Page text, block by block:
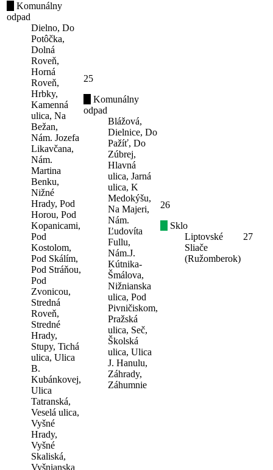
Komunálny
odpad
Dielno, Do
Potôčka,
Dolná
Roveň,
Horná
Roveň,
Hrbky,
Kamenná
ulica, Na
Bežan,
Nám. Jozefa
Likavčana,
Nám.
Martina
Benku,
Nižné
Hrady, Pod
Horou, Pod
Kopanicami,
Pod
Kostolom,
Pod Skálím,
Pod Stráňou,
Pod
Zvonicou,
Stredná
Roveň,
Stredné
Hrady,
Stupy, Tichá
ulica, Ulica
B.
Kubánkovej,
Ulica
Tatranská,
Veselá ulica,
Vyšné
Hrady,
Vyšné
Skaliská,
Vyšnianska
25
Komunálny
odpad
Blážová,
Dielnice, Do
Pažíť, Do
Zúbrej,
Hlavná
ulica, Jarná
ulica, K
Medokýšu,
Na Majeri,
Nám.
Ľudovíta
Fullu,
Nám.J.
Kútnika-
Šmálova,
Nižnianska
ulica, Pod
Pivničiskom,
Pražská
ulica, Seč,
Školská
ulica, Ulica
J. Hanulu,
Záhrady,
Záhumnie
26
Sklo
Liptovské
Sliače
(Ružomberok)
27